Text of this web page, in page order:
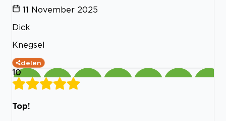
11 November 2025
Dick
Knegsel
delen
10
Top!